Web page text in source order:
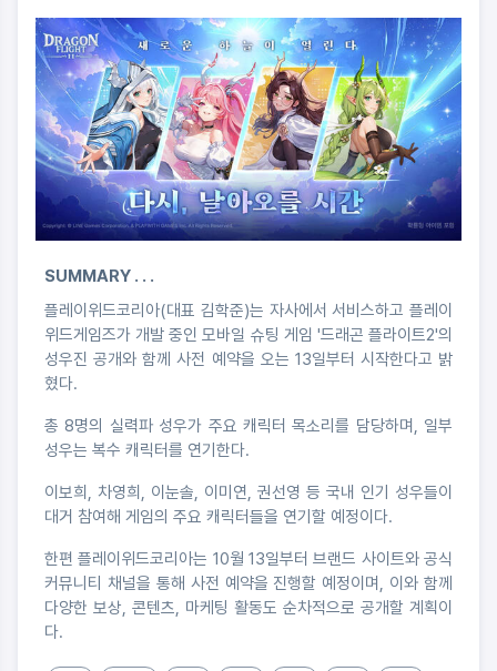
SUMMARY . . .
플레이위드코리아(대표 김학준)는 자사에서 서비스하고 플레이
위드게임즈가 개발 중인 모바일 슈팅 게임 '드래곤 플라이트2'의
성우진 공개와 함께 사전 예약을 오는 13일부터 시작한다고 밝
혔다.
총 8명의 실력파 성우가 주요 캐릭터 목소리를 담당하며, 일부
성우는 복수 캐릭터를 연기한다.
이보희, 차영희, 이눈솔, 이미연, 권선영 등 국내 인기 성우들이
대거 참여해 게임의 주요 캐릭터들을 연기할 예정이다.
한편 플레이위드코리아는 10월 13일부터 브랜드 사이트와 공식
커뮤니티 채널을 통해 사전 예약을 진행할 예정이며, 이와 함께
다양한 보상, 콘텐츠, 마케팅 활동도 순차적으로 공개할 계획이
다.